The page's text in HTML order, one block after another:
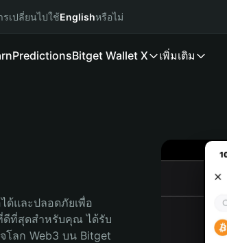
เปลี่ยนไปใช้Englishหรือไม่
PredictionsBitget Wallet X เพิ่มเติม
ด้และปลอดภัยเพื่อ
ดีที่สุดสำหรับคุณ ได้รับ
โลก Web3 บน Bitget